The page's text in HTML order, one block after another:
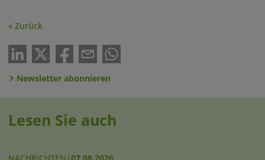
« Zurück
Newsletter abonnieren
Lesen Sie auch